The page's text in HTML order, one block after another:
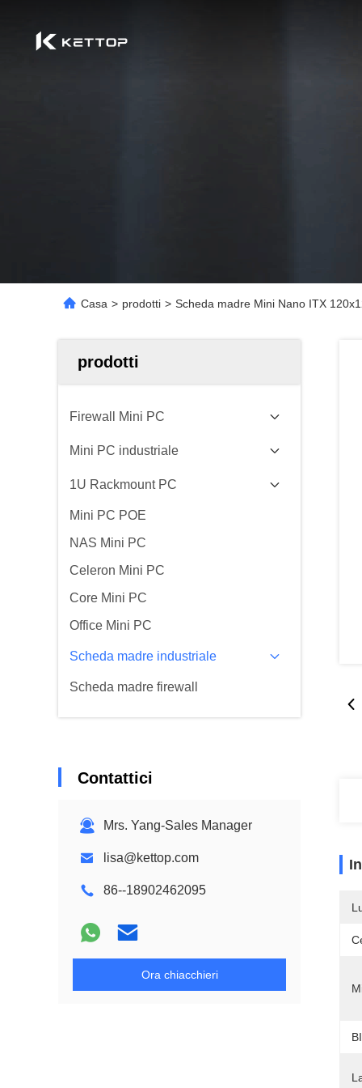
Casa > prodotti > Scheda madre Mini Nano ITX
prodotti
Firewall Mini PC
Mini PC industriale
1U Rackmount PC
Mini PC POE
NAS Mini PC
Celeron Mini PC
Core Mini PC
Office Mini PC
Scheda madre industriale
Scheda madre firewall
Contattici
Mrs. Yang-Sales Manager
lisa@kettop.com
86--18902462095
Ora chiacchieri